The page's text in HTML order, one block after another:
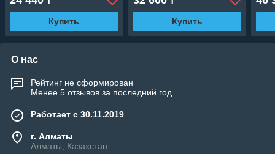
мощность: 20 Вт)
Купить
мощность: 40 Вт)
Купить
О нас
Рейтинг не сформирован
Менее 5 отзывов за последний год
Работает с 30.11.2019
г. Алматы
Алматы, Казахстан